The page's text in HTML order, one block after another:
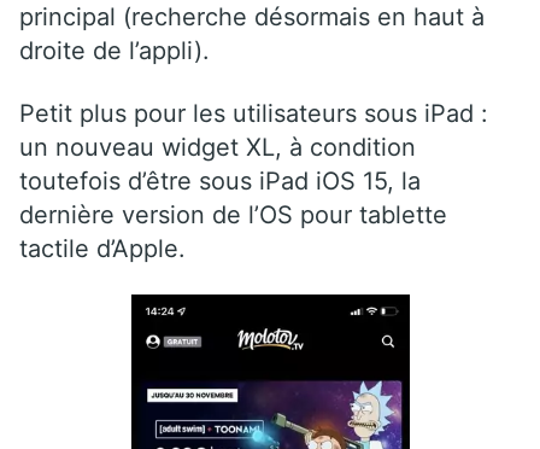
principal (recherche désormais en haut à
droite de l’appli).
Petit plus pour les utilisateurs sous iPad :
un nouveau widget XL, à condition
toutefois d’être sous iPad iOS 15, la
dernière version de l’OS pour tablette
tactile d’Apple.